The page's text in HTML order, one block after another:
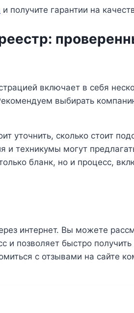
и получите гарантии на
включает в себя
выбирать
уточнить, сколько стоит
техникумы могут
бланк, но и процесс,
интернет. Вы можете
и позволяет быстро
с отзывами на сайте